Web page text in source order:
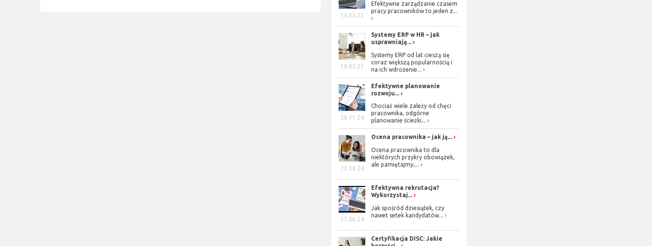
15.05.25
Efektywne zarządzanie czasem
pracy pracowników to jeden z...
18.02.25
Systemy ERP w HR – jak
usprawniają...
Systemy ERP od lat cieszą się
coraz większą popularnością i
na ich wdrożenie...
26.11.24
Efektywne planowanie
rozwoju...
Chociaż wiele zależy od chęci
pracownika, odgórne
planowanie ścieżki...
23.08.24
Ocena pracownika – jak ją...
Ocena pracownika to dla
niektórych przykry obowiązek,
ale pamiętajmy,...
17.06.24
Efektywna rekrutacja?
Wykorzystaj...
Jak spośród dziesiątek, czy
nawet setek kandydatów...
Certyfikacja DISC: Jakie